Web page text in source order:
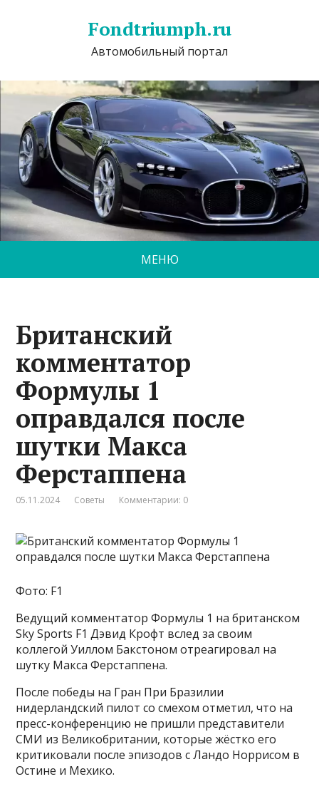
Fondtriumph.ru
Автомобильный портал
МЕНЮ
Британский
комментатор
Формулы 1
оправдался после
шутки Макса
Ферстаппена
05.11.2024 Советы Комментарии: 0
Фото: F1
Ведущий комментатор Формулы 1 на британском
Sky Sports F1 Дэвид Крофт вслед за своим
коллегой Уиллом Бакстоном отреагировал на
шутку Макса Ферстаппена.
После победы на Гран При Бразилии
нидерландский пилот со смехом отметил, что на
пресс-конференцию не пришли представители
СМИ из Великобритании, которые жёстко его
критиковали после эпизодов с Ландо Норрисом в
Остине и Мехико.